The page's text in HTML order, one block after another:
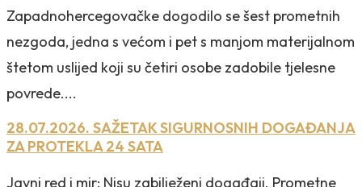
Zapadnohercegovačke dogodilo se šest prometnih
nezgoda, jedna s većom i pet s manjom materijalnom
štetom uslijed koji su četiri osobe zadobile tjelesne
povrede....
28.07.2026. SAŽETAK SIGURNOSNIH DOGAĐANJA
ZA PROTEKLA 24 SATA
Javni red i mir: Nisu zabilježeni događaji. Prometne